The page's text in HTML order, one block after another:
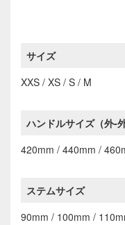
サイズ
XXS / XS / S / M
ハンドルサイズ（外-外
420mm / 440mm /
ステムサイズ
90mm / 100mm /